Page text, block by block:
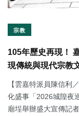
宗教
105年歷史再現！
現傳統與現代宗教
【雲嘉特派員陳信利
化盛事「2026城隍夜
廟埕舉辦盛大宣傳記